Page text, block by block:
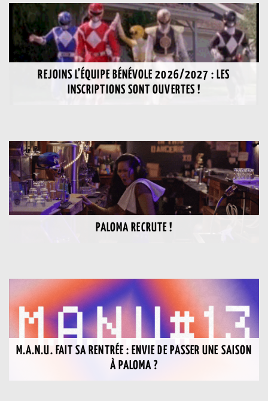
REJOINS L’ÉQUIPE BÉNÉVOLE 2026/2027 : LES
INSCRIPTIONS SONT OUVERTES !
PALOMA RECRUTE !
M.A.N.U. FAIT SA RENTRÉE : ENVIE DE PASSER UNE SAISON
À PALOMA ?